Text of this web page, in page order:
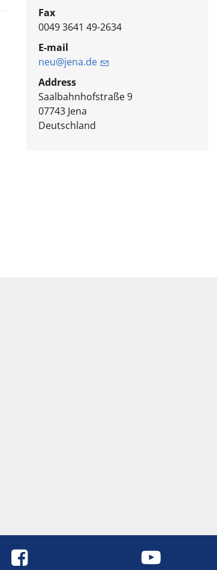
Fax
0049 3641 49-2634
E-mail
neu@jena.de
Address
Saalbahnhofstraße 9
07743 Jena
Deutschland